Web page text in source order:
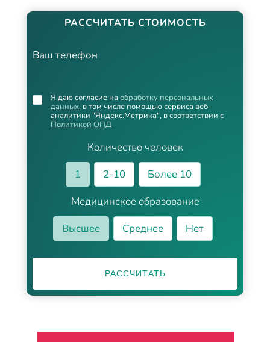
РАССЧИТАТЬ СТОИМОСТЬ
Ваш телефон
Количество человек
1
2-10
Более 10
Медицинское образование
Высшее
Среднее Нет
Я даю согласие на обработку персональных
данных, в том числе помощью сервиса веб-
аналитики "Яндекс.Метрика", в соответствии с
Политикой ОПД
РАССЧИТАТЬ